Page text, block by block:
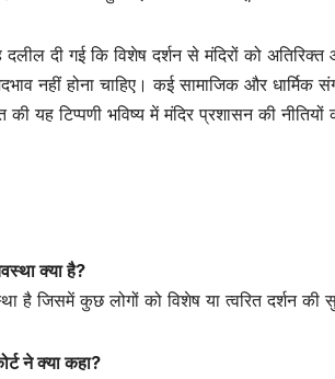
दी गई कि विशेष दर्शन से मंदिरों को
नहीं होना चाहिए। कई सामाजिक और
की यह टिप्पणी भविष्य में मंदिर प्रशासन की
क्या है?
है जिसमें कुछ लोगों को विशेष या त्वरित दर्शन की
ने क्या कहा?